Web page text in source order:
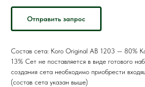
Отправить запрос
Состав сета: Koro Original AB 1203 — 80%
13% Сет не поставляется в виде готового
создания сета необходимо приобрести
(состав сета указан выше)